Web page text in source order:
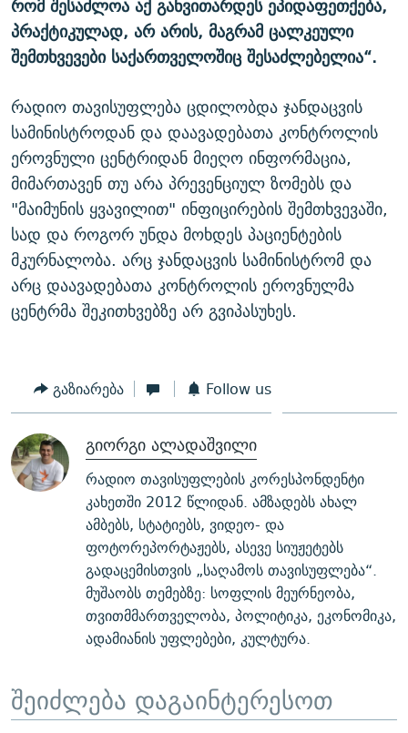
პრაქტიკულად, არ არის, მაგრამ ცალკეული
შემთხვევები საქართველოშიც შესაძლებელია“.
რადიო თავისუფლება ცდილობდა ჯანდაცვის
სამინისტროდან და დაავადებათა კონტროლის
ეროვნული ცენტრიდან მიეღო ინფორმაცია,
მიმართავენ თუ არა პრევენციულ ზომებს და
"მაიმუნის ყვავილით" ინფიცირების შემთხვევაში,
სად და როგორ უნდა მოხდეს პაციენტების
მკურნალობა. არც ჯანდაცვის სამინისტრომ და
არც დაავადებათა კონტროლის ეროვნულმა
ცენტრმა შეკითხვებზე არ გვიპასუხეს.
გაზიარება Follow us
გიორგი ალადაშვილი
რადიო თავისუფლების კორესპონდენტი
კახეთში 2012 წლიდან. ამზადებს ახალ
ამბებს, სტატიებს, ვიდეო- და
ფოტორეპორტაჟებს, ასევე სიუჟეტებს
გადაცემისთვის „საღამოს თავისუფლება“.
მუშაობს თემებზე: სოფლის მეურნეობა,
თვითმმართველობა, პოლიტიკა, ეკონომიკა,
ადამიანის უფლებები, კულტურა.
შეიძლება დაგაინტერესოთ